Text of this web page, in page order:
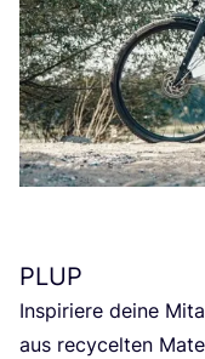
PLUP
Inspi­rie­re dei­ne
aus recy­cel­ten